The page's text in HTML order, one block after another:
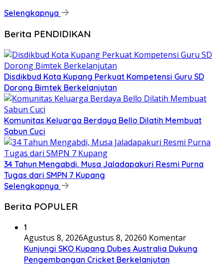
Selengkapnya
Berita PENDIDIKAN
Disdikbud Kota Kupang Perkuat Kompetensi Guru SD
Dorong Bimtek Berkelanjutan
Komunitas Keluarga Berdaya Bello Dilatih Membuat
Sabun Cuci
34 Tahun Mengabdi, Musa Jaladapakuri Resmi Purna
Tugas dari SMPN 7 Kupang
Selengkapnya
Berita POPULER
1
Agustus 8, 2026Agustus 8, 20260 Komentar
Kunjungi SKO Kupang Dubes Australia Dukung
Pengembangan Cricket Berkelanjutan